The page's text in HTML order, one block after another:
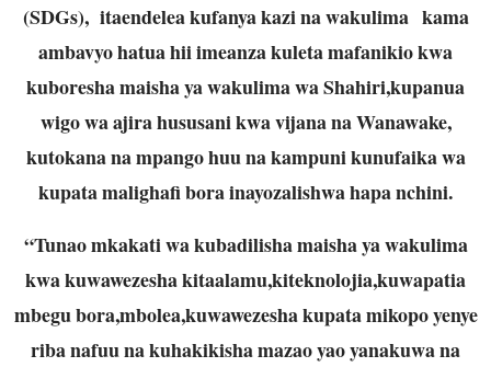
(SDGs), itaendelea kufanya kazi na wakulima kama
ambavyo hatua hii imeanza kuleta mafanikio kwa
kuboresha maisha ya wakulima wa Shahiri,kupanua
wigo wa ajira hususani kwa vijana na Wanawake,
kutokana na mpango huu na kampuni kunufaika wa
kupata malighafi bora inayozalishwa hapa nchini.
“Tunao mkakati wa kubadilisha maisha ya wakulima
kwa kuwawezesha kitaalamu,kiteknolojia,kuwapatia
mbegu bora,mbolea,kuwawezesha kupata mikopo yenye
riba nafuu na kuhakikisha mazao yao yanakuwa na